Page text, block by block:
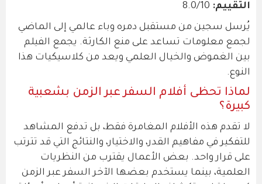
التقييم:
يُرسل سجين من مستقبل دمره وباء عالمي إلى الماضي
لجمع معلومات تساعد على منع الكارثة. يجمع الفيلم
بين الغموض والخيال العلمي ويعد من كلاسيكيات هذا
النوع.
لماذا تحظى أفلام السفر عبر الزمن بشعبية
كبيرة؟
لا تقدم هذه الأفلام المغامرة فقط، بل تدفع المشاهد
للتفكير في مفاهيم القدر، والاختيار، والنتائج التي قد تترتب
على قرار واحد. بعض الأعمال يقترب من النظريات
العلمية، بينما يستخدم بعضها الآخر السفر عبر الزمن